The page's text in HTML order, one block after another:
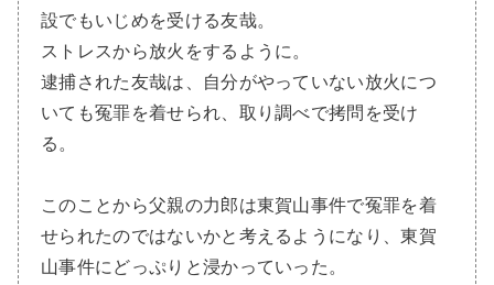
設でもいじめを受ける友哉。
ストレスから放火をするように。
逮捕された友哉は、自分がやっていない放火につ
いても冤罪を着せられ、取り調べで拷問を受け
る。
このことから父親の力郎は東賀山事件で冤罪を着
せられたのではないかと考えるようになり、東賀
山事件にどっぷりと浸かっていった。